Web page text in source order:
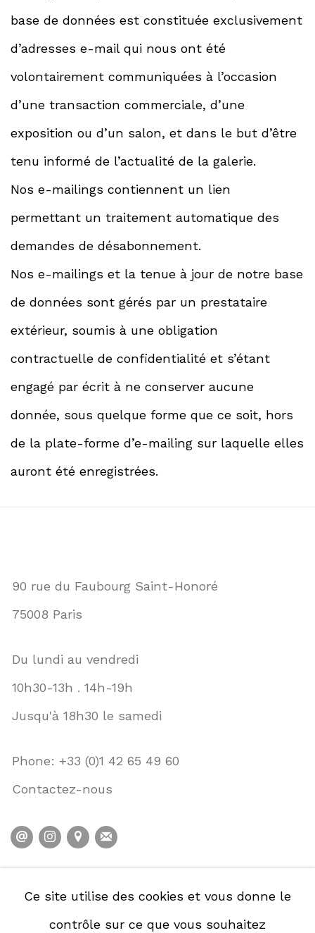
base de données est constituée exclusivement
d’adresses e-mail qui nous ont été
volontairement communiquées à l’occasion
d’une transaction commerciale, d’une
exposition ou d’un salon, et dans le but d’être
tenu informé de l’actualité de la galerie.
Nos e-mailings contiennent un lien
permettant un traitement automatique des
demandes de désabonnement.
Nos e-mailings et la tenue à jour de notre base
de données sont gérés par un prestataire
extérieur, soumis à une obligation
contractuelle de confidentialité et s’étant
engagé par écrit à ne conserver aucune
donnée, sous quelque forme que ce soit, hors
de la plate-forme d’e-mailing sur laquelle elles
auront été enregistrées.
90 rue du Faubourg Saint-Honoré
75008 Paris
Du lundi au vendredi
10h30-13h . 14h-19h
Jusqu'à 18h30 le samedi
Phone: +33 (0)1 42 65 49 60
Contactez-nous
Ce site utilise des cookies et vous donne le
contrôle sur ce que vous souhaitez